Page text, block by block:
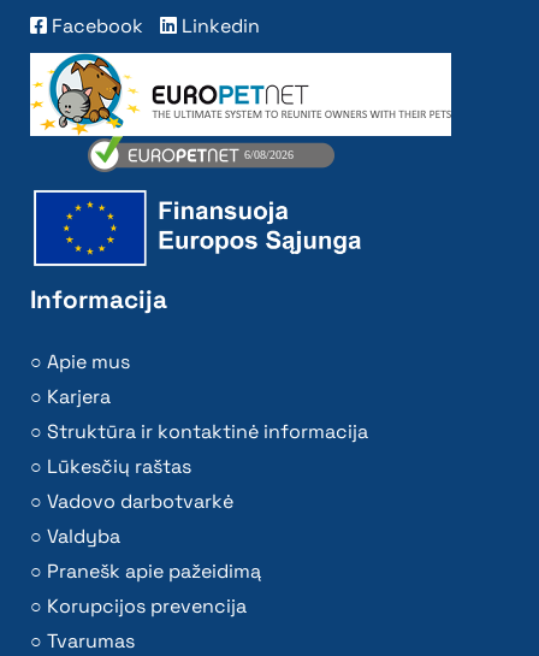
Facebook
Linkedin
Informacija
Apie mus
Karjera
Struktūra ir kontaktinė informacija
Lūkesčių raštas
Vadovo darbotvarkė
Valdyba
Pranešk apie pažeidimą
Korupcijos prevencija
Tvarumas